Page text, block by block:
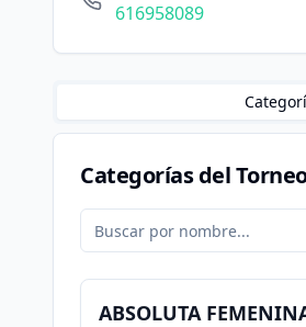
616958089
Categorías del
ABSOLUTA